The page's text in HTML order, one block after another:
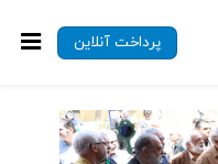
پرداخت آنلاین